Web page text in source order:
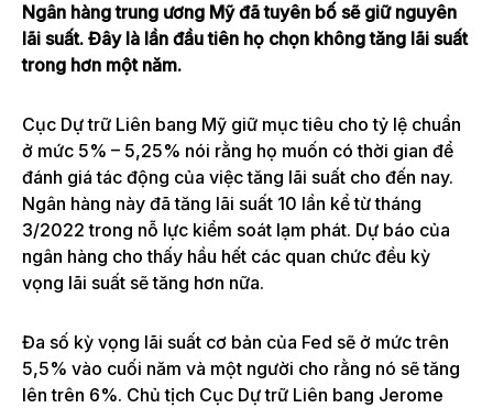
Ngân hàng trung ương Mỹ đã tuyên bố sẽ giữ nguyên
lãi suất. Đây là lần đầu tiên họ chọn không tăng lãi suất
trong hơn một năm.
Cục Dự trữ Liên bang Mỹ giữ mục tiêu cho tỷ lệ chuẩn
ở mức 5% – 5,25% nói rằng họ muốn có thời gian để
đánh giá tác động của việc tăng lãi suất cho đến nay.
Ngân hàng này đã tăng lãi suất 10 lần kể từ tháng
3/2022 trong nỗ lực kiểm soát lạm phát. Dự báo của
ngân hàng cho thấy hầu hết các quan chức đều kỳ
vọng lãi suất sẽ tăng hơn nữa.
Đa số kỳ vọng lãi suất cơ bản của Fed sẽ ở mức trên
5,5% vào cuối năm và một người cho rằng nó sẽ tăng
lên trên 6%. Chủ tịch Cục Dự trữ Liên bang Jerome